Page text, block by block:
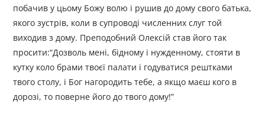
побачив у цьому Божу волю і рушив до дому свого батька,
якого зустрів, коли в супроводі численних слуг той
виходив з дому. Преподобний Олексій став його так
просити:“Дозволь мені, бідному і нужденному, стояти в
кутку коло брами твоєї палати і годуватися рештками
твого столу, і Бог нагородить тебе, а якщо маєш кого в
дорозі, то поверне його до твого дому!”